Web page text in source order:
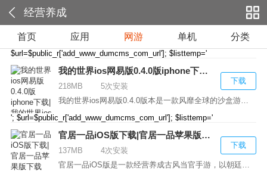
经营养成
首页 应用 网游 单机 分类
$url=$public_r['add_www_dumcms_com_url']; $listtemp='
我的世界ios网易版0.4.0版iphone下载|我的世界ios网易版0.4.0版本下载
218MB
5次安装
我的世界ios网易版0.4.0版本是一款风靡全球的沙盒游戏...
下载
'; $url=$public_r['add_www_dumcms_com_url']; $listtemp='
官居一品iOS版下载|官居一品苹果版下载
137MB
4次安装
官居一品iOS版是一款经营养成古风当官手游，以朝廷官...
下载